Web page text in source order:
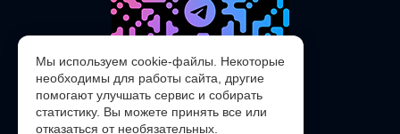
Мы используем cookie-файлы. Некоторые
необходимы для работы сайта, другие
помогают улучшать сервис и собирать
статистику. Вы можете принять все или
отказаться от необязательных.